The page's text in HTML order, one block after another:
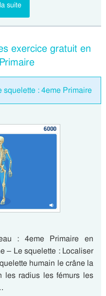
suite
exercice gratuit en
squelette : 4eme Primaire
: 4eme Primaire en
– Le squelette : Localiser
humain le crâne la
les radius les fémurs les